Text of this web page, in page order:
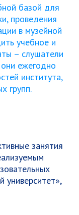
базой для
проведения
в музейной
учебное и
– слушатели
ежегодно
института,
групп.
занятия
университет»,